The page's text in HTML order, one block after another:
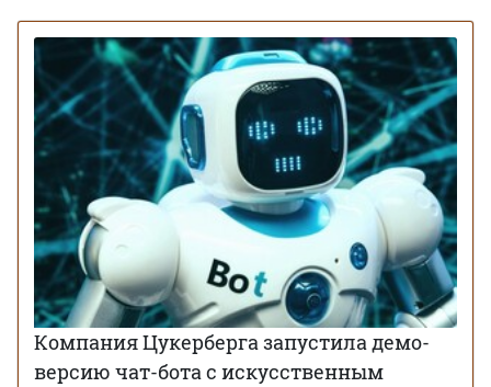
Компания Цукерберга запустила демо-
версию чат-бота с искусственным